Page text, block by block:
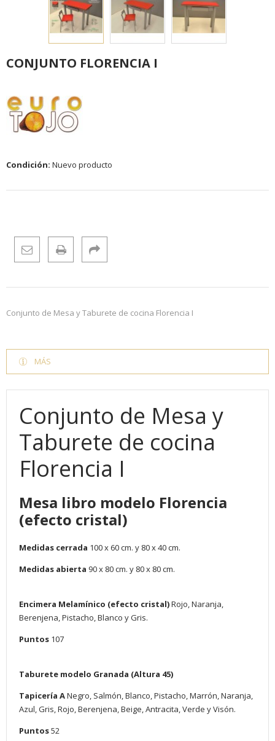
CONJUNTO FLORENCIA I
Condición: Nuevo producto
Conjunto de Mesa y Taburete de cocina Florencia I
MÁS
Conjunto de Mesa y
Taburete de cocina
Florencia I
Mesa libro modelo Florencia
(efecto cristal)
Medidas cerrada 100 x 60 cm. y 80 x 40 cm.
Medidas abierta 90 x 80 cm. y 80 x 80 cm.
Encimera Melamínico (efecto cristal)Rojo,Naranja,
Berenjena, Pistacho, Blanco y Gris.
Puntos 107
Taburete modelo Granada (Altura 45)
Tapicería ANegro, Salmón, Blanco, Pistacho, Marrón, Naranja,
Azul, Gris, Rojo, Berenjena, Beige, Antracita, Verde y Visón.
Puntos52